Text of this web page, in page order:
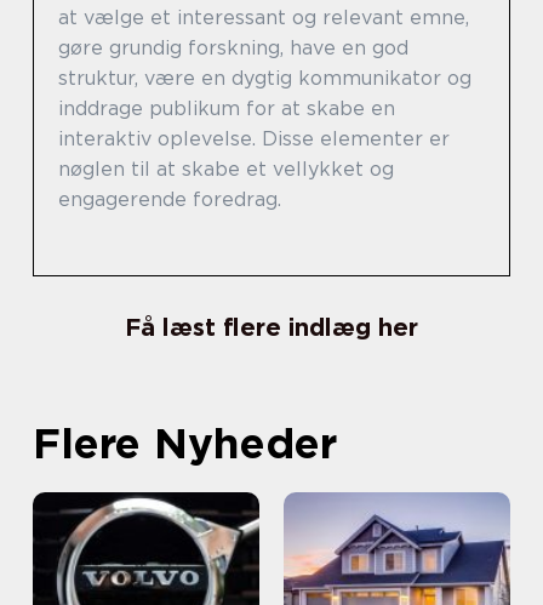
at vælge et interessant og relevant emne,
gøre grundig forskning, have en god
struktur, være en dygtig kommunikator og
inddrage publikum for at skabe en
interaktiv oplevelse. Disse elementer er
nøglen til at skabe et vellykket og
engagerende foredrag.
Få læst flere indlæg her
Flere Nyheder